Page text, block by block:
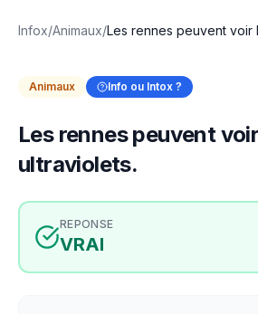
Infox/Animaux/Les rennes peuvent voir
Animaux Info ou Intox ?
Les rennes peuvent
ultraviolets.
REPONSE
VRAI